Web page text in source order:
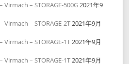
Virmach – STORAGE-500G2021年9
Virmach – STORAGE-2T2021年9月
Virmach – STORAGE-1T2021年9月
Virmach – STORAGE-1T2021年9月